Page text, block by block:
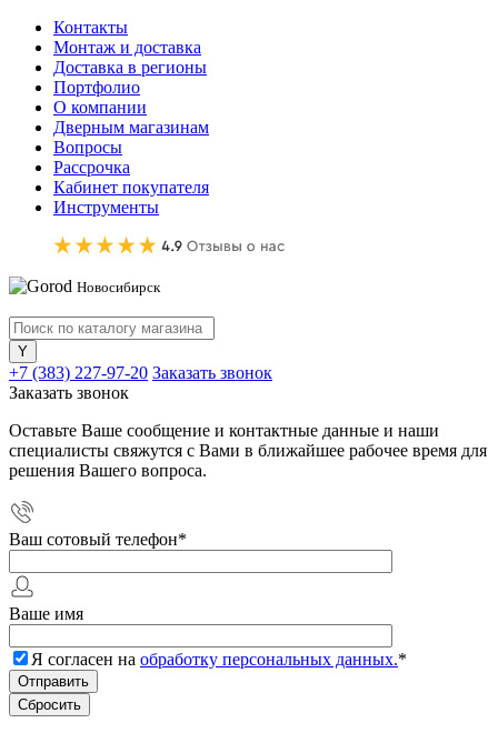
Контакты
Монтаж и доставка
Доставка в регионы
Портфолио
О компании
Дверным магазинам
Вопросы
Рассрочка
Кабинет покупателя
Инструменты
Новосибирск
+7 (383) 227-97-20 Заказать звонок
Заказать звонок
Оставьте Ваше сообщение и контактные данные и наши
специалисты свяжутся с Вами в ближайшее рабочее время для
решения Вашего вопроса.
Ваш сотовый телефон*
Ваше имя
Я согласен на обработку персональных данных.*